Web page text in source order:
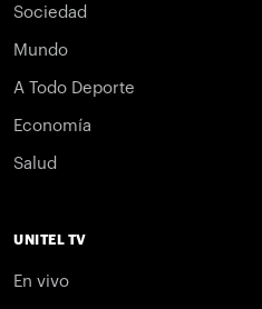
Sociedad
Mundo
A Todo Deporte
Economía
Salud
UNITEL TV
En vivo